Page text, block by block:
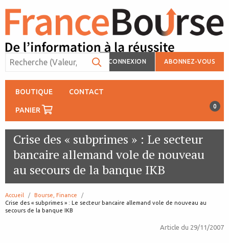
CONNEXION ABONNEZ-VOUS
BOUTIQUE CONTACT
PANIER 0
Crise des « subprimes » : Le secteur
bancaire allemand vole de nouveau
au secours de la banque IKB
Accueil
Bourse, Finance
page:
Crise des « subprimes » : Le secteur bancaire allemand vole de nouveau au
secours de la banque IKB
Article du 29/11/2007